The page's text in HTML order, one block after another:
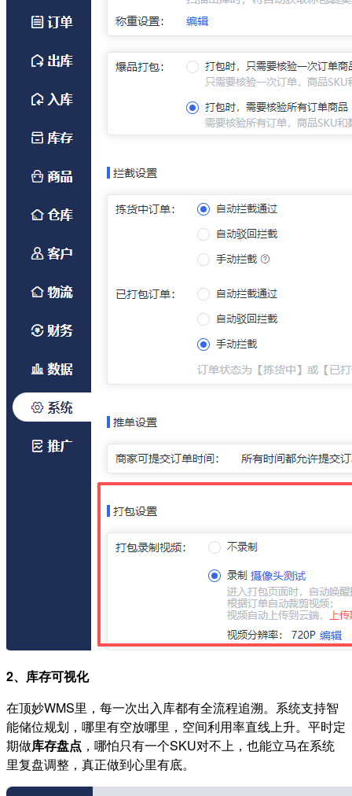
2、库存可视化
在顶妙WMS里，每一次出入库都有全流程追溯。系统支持智
能储位规划，哪里有空放哪里，空间利用率直线上升。平时定
期做库存盘点 ，哪怕只有一个SKU对不上，也能立马在系统
里复盘调整，真正做到心里有底。